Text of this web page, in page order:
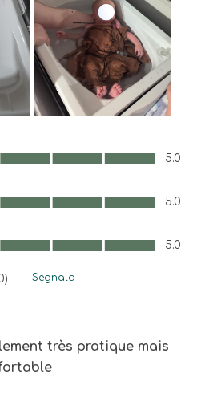
5.0
5
5.0
5.0
) Segnala
très pratique mais